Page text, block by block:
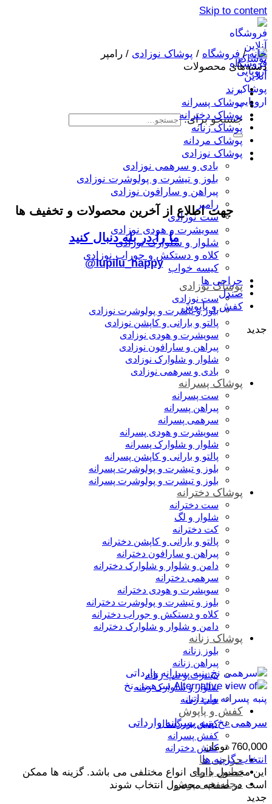
Skip to content
جستجو برای:
جهت اطلاع از آخرین محصولات و تخفیف ها
ما را در بله دنبال کنید
@lupilu_happy
پوشاک نوزادی
ست نوزادی
بلوز و تیشرت و پولوشرت نوزادی
پالتو و بارانی و کاپشن نوزادی
سویشرت و هودی نوزادی
پیراهن و سارافون نوزادی
شلوار و شلوارک نوزادی
بادی و سرهمی نوزادی
پوشاک پسرانه
ست پسرانه
پیراهن پسرانه
سرهمی پسرانه
سویشرت و هودی پسرانه
شلوار و شلوارک پسرانه
پالتو و بارانی و کاپشن پسرانه
بلوز و تیشرت و پولوشرت پسرانه
بلوز و تیشرت و پولوشرت پسرانه
پوشاک دخترانه
ست دخترانه
شلوار و لگ
کت دخترانه
پالتو و بارانی و کاپشن دخترانه
پیراهن و سارافون دخترانه
دامن و شلوار و شلوارک دخترانه
سرهمی دخترانه
سویشرت و هودی دخترانه
بلوز و تیشرت و پولوشرت دخترانه
کلاه و دستکش و جوراب دخترانه
دامن و شلوار و شلوارک دخترانه
پوشاک زنانه
بلوز زنانه
پیراهن زنانه
تیشرت و تاپ زنانه
شلوار و شلوارک زنانه
ست زنانه
کفش و پاپوش
کفش بزرگسال
کفش پسرانه
کفش دخترانه
حراجی ها
تماس با ما
مجله هپی پوش
خانه / فروشگاه / پوشاک نوزادی / رامپر
دسته‌های محصولات
برند
پوشاک پسرانه
پوشاک دخترانه
پوشاک زنانه
پوشاک مردانه
پوشاک نوزادی
بادی و سرهمی نوزادی
بلوز و تیشرت و پولوشرت نوزادی
پیراهن و سارافون نوزادی
رامپر
ست نوزادی
سویشرت و هودی نوزادی
شلوار و شلوارک نوزادی
کلاه و دستکش و جوراب نوزادی
کیسه خواب
حراجی ها
صندل
کفش و پاپوش
جدید
سرهمی نخ پنبه پسرانه وارداتی
760,000 تومان
انتخاب گزینه ها
این محصول دارای انواع مختلفی می باشد. گزینه ها ممکن
است در صفحه محصول انتخاب شوند
جدید